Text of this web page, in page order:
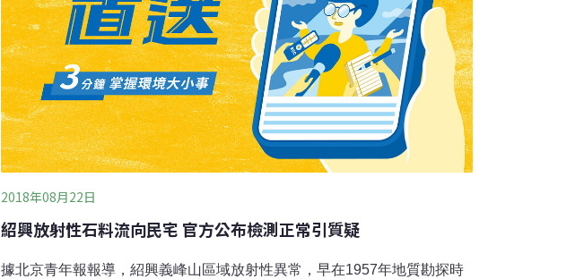
2018年08月22日
紹興放射性石料流向民宅 官方公布檢測正常引質疑
據北京青年報報導，紹興義峰山區域放射性異常，早在1957年地質勘探時